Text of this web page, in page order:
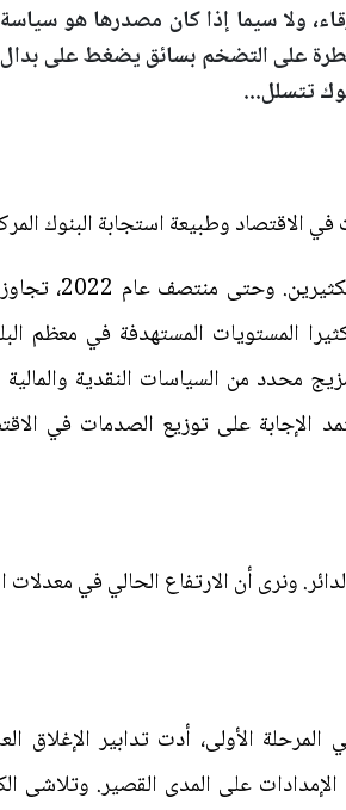
ولا سيما إذا كان مصدرها هو سياسة
على التضخم بسائق يضغط على
تتسلل...
الاقتصاد وطبيعة استجابة البنوك
كانت الزيادة
المستويات المستهدفة في معظم
من السياسات النقدية والمالية
على توزيع الصدمات في
ونرى أن الارتفاع الحالي في
الأولى، أدت تدابير الإغلاق
على المدى القصير. وتلاشى